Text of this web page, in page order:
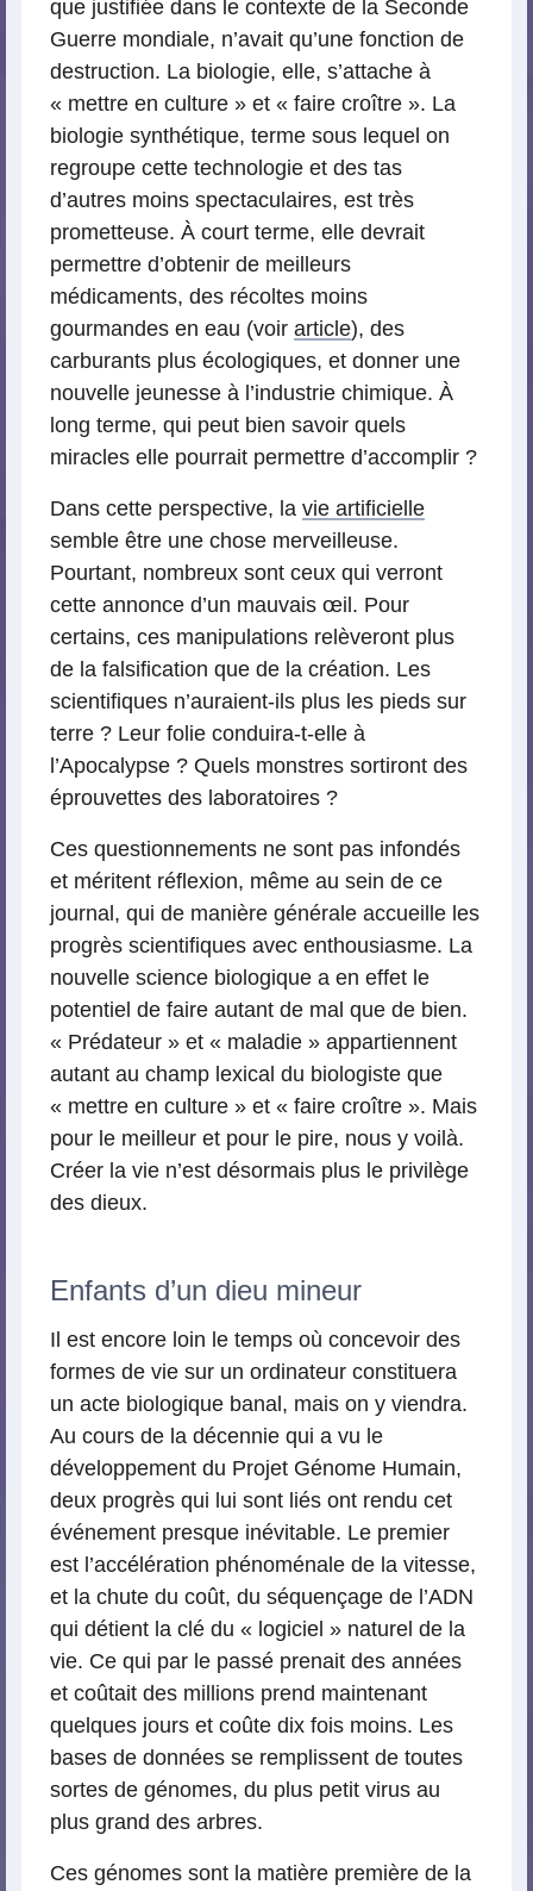
que justifiée dans le contexte de la Seconde
Guerre mondiale, n’avait qu’une fonction de
destruction. La biologie, elle, s’attache à
« mettre en culture » et « faire croître ». La
biologie synthétique, terme sous lequel on
regroupe cette technologie et des tas
d’autres moins spectaculaires, est très
prometteuse. À court terme, elle devrait
permettre d’obtenir de meilleurs
médicaments, des récoltes moins
gourmandes en eau (voir article), des
carburants plus écologiques, et donner une
nouvelle jeunesse à l’industrie chimique. À
long terme, qui peut bien savoir quels
miracles elle pourrait permettre d’accomplir ?
Dans cette perspective, la vie artificielle
semble être une chose merveilleuse.
Pourtant, nombreux sont ceux qui verront
cette annonce d’un mauvais œil. Pour
certains, ces manipulations relèveront plus
de la falsification que de la création. Les
scientifiques n’auraient-ils plus les pieds sur
terre ? Leur folie conduira-t-elle à
l’Apocalypse ? Quels monstres sortiront des
éprouvettes des laboratoires ?
Ces questionnements ne sont pas infondés
et méritent réflexion, même au sein de ce
journal, qui de manière générale accueille les
progrès scientifiques avec enthousiasme. La
nouvelle science biologique a en effet le
potentiel de faire autant de mal que de bien.
« Prédateur » et « maladie » appartiennent
autant au champ lexical du biologiste que
« mettre en culture » et « faire croître ». Mais
pour le meilleur et pour le pire, nous y voilà.
Créer la vie n’est désormais plus le privilège
des dieux.
Enfants d’un dieu mineur
Il est encore loin le temps où concevoir des
formes de vie sur un ordinateur constituera
un acte biologique banal, mais on y viendra.
Au cours de la décennie qui a vu le
développement du Projet Génome Humain,
deux progrès qui lui sont liés ont rendu cet
événement presque inévitable. Le premier
est l’accélération phénoménale de la vitesse,
et la chute du coût, du séquençage de l’ADN
qui détient la clé du « logiciel » naturel de la
vie. Ce qui par le passé prenait des années
et coûtait des millions prend maintenant
quelques jours et coûte dix fois moins. Les
bases de données se remplissent de toutes
sortes de génomes, du plus petit virus au
plus grand des arbres.
Ces génomes sont la matière première de la